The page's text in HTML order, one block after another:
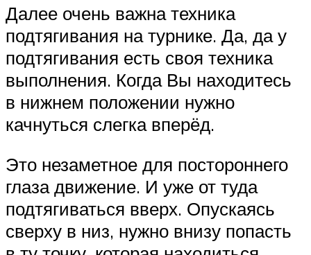
Далее очень важна техника
подтягивания на турнике. Да, да у
подтягивания есть своя техника
выполнения. Когда Вы находитесь
в нижнем положении нужно
качнуться слегка вперёд.
Это незаметное для постороннего
глаза движение. И уже от туда
подтягиваться вверх. Опускаясь
сверху в низ, нужно внизу попасть